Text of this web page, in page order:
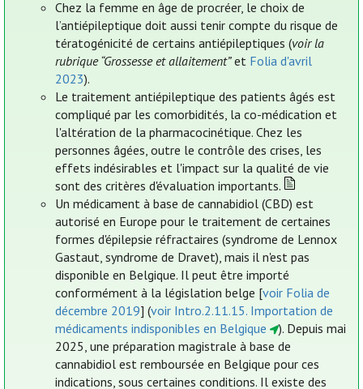
Chez la femme en âge de procréer, le choix de
l’antiépileptique doit aussi tenir compte du risque de
tératogénicité de certains antiépileptiques (voir la
rubrique “Grossesse et allaitement”et Folia d'avril
2023).
Le traitement antiépileptique des patients âgés est
compliqué par les comorbidités, la co-médication et
l'altération de la pharmacocinétique. Chez les
personnes âgées, outre le contrôle des crises, les
effets indésirables et l'impact sur la qualité de vie
sont des critères d'évaluation importants.
Un médicament à base de cannabidiol (CBD) est
autorisé en Europe pour le traitement de certaines
formes d'épilepsie réfractaires (syndrome de Lennox
Gastaut, syndrome de Dravet), mais il n'est pas
disponible en Belgique. Il peut être importé
conformément à la législation belge [voir Folia de
décembre 2019] (voir Intro.2.11.15. Importation de
médicaments indisponibles en Belgique
). Depuis mai
2025, une préparation magistrale à base de
cannabidiol est remboursée en Belgique pour ces
indications, sous certaines conditions. Il existe des